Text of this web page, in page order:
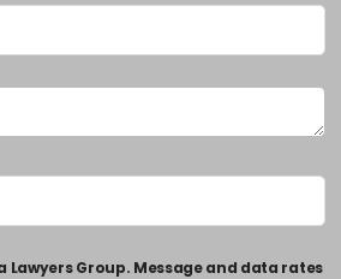
Group. Message and data rates